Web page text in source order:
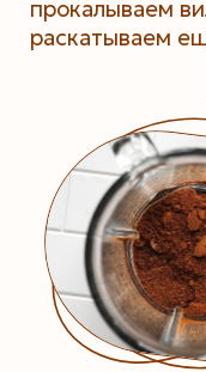
прокалываем
раскатываем